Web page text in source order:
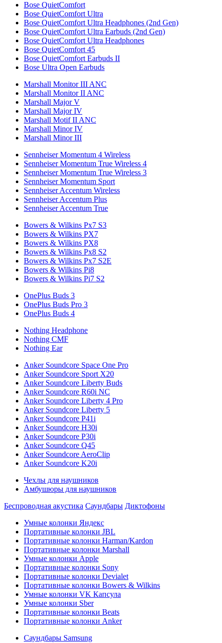
Bose QuietComfort
Bose QuietComfort Ultra
Bose QuietComfort Ultra Headphones (2nd Gen)
Bose QuietComfort Ultra Earbuds (2nd Gen)
Bose QuietComfort Ultra Headphones
Bose QuietComfort 45
Bose QuietComfort Earbuds II
Bose Ultra Open Earbuds
Marshall Monitor III ANC
Marshall Monitor II ANC
Marshall Major V
Marshall Major IV
Marshall Motif II ANC
Marshall Minor IV
Marshall Minor III
Sennheiser Momentum 4 Wireless
Sennheiser Momentum True Wireless 4
Sennheiser Momentum True Wireless 3
Sennheiser Momentum Sport
Sennheiser Accentum Wireless
Sennheiser Accentum Plus
Sennheiser Accentum True
Bowers & Wilkins Px7 S3
Bowers & Wilkins PX7
Bowers & Wilkins PX8
Bowers & Wilkins Px8 S2
Bowers & Wilkins Px7 S2E
Bowers & Wilkins Pi8
Bowers & Wilkins Pi7 S2
OnePlus Buds 3
OnePlus Buds Pro 3
OnePlus Buds 4
Nothing Headphone
Nothing CMF
Nothing Ear
Anker Soundcore Space One Pro
Anker Soundcore Sport X20
Anker Soundcore Liberty Buds
Anker Soundcore R60i NC
Anker Soundcore Liberty 4 Pro
Anker Soundcore Liberty 5
Anker Soundcore P41i
Anker Soundcore H30i
Anker Soundcore P30i
Anker Soundcore Q45
Anker Soundcore AeroClip
Anker Soundcore K20i
Чехлы для наушников
Амбушюры для наушников
Беспроводная акустика Саундбары Диктофоны
Умные колонки Яндекс
Портативные колонки JBL
Портативные колонки Harman/Kardon
Портативные колонки Marshall
Умные колонки Apple
Портативные колонки Sony
Портативные колонки Devialet
Портативные колонки Bowers & Wilkins
Умные колонки VK Капсула
Умные колонки Sber
Портативные колонки Beats
Портативные колонки Anker
Саундбары Samsung